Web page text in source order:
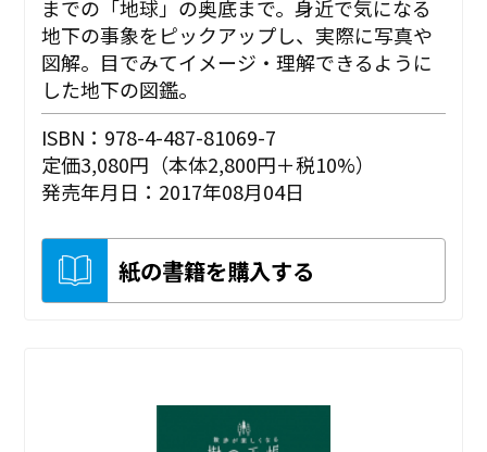
までの「地球」の奥底まで。身近で気になる
地下の事象をピックアップし、実際に写真や
図解。目でみてイメージ・理解できるように
した地下の図鑑。
ISBN：978-4-487-81069-7
定価3,080円（本体2,800円＋税10%）
発売年月日：2017年08月04日
紙の書籍を購入する